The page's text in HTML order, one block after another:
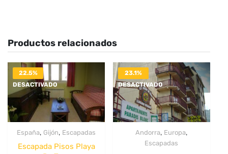
Productos relacionados
22.5%
DESACTIVADO
España, Gijón, Escapadas
Escapada Pisos Playa
23.1%
DESACTIVADO
Andorra, Europa,
Escapadas